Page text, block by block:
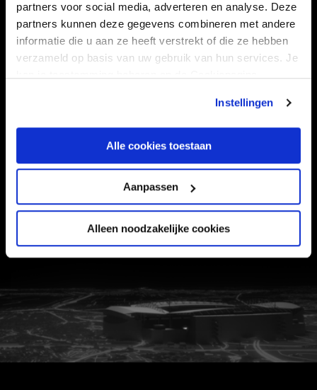
partners voor social media, adverteren en analyse. Deze
partners kunnen deze gegevens combineren met andere
informatie die u aan ze heeft verstrekt of die ze hebben
verzameld op basis van uw gebruik van hun services. Je
Instellingen
Alle cookies toestaan
Aanpassen
Alleen noodzakelijke cookies
CLUB
TEAMS
STADION
FOUNDATION
KAARTVERKOOP
BUSINESS
Informatie
CONTACT
FC Utrecht<br>vanuit<br>het